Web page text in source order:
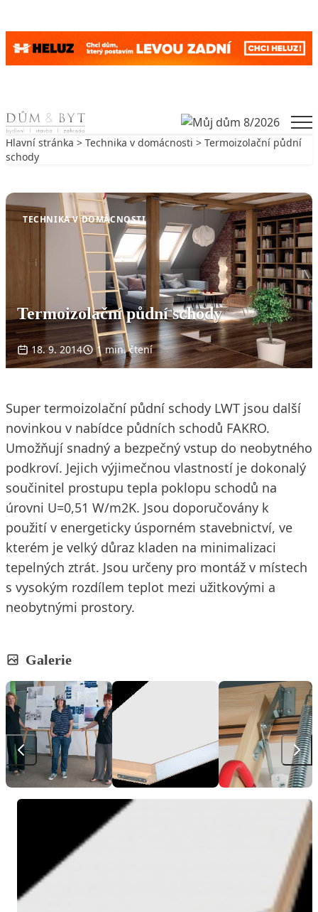
Skip to content
Hlavní stránka > Technika v domácnosti > Termoizolační půdní
schody
TECHNIKA V DOMÁCNOSTI
Termoizolační půdní schody
18. 9. 2014 1 min. čtení
Super termoizolační půdní schody LWT jsou další
novinkou v nabídce půdních schodů FAKRO.
Umožňují snadný a bezpečný vstup do neobytného
podkroví. Jejich výjimečnou vlastností je dokonalý
součinitel prostupu tepla poklopu schodů na
úrovni U=0,51 W/m2K. Jsou doporučovány k
použití v energeticky úsporném stavebnictví, ve
kterém je velký důraz kladen na minimalizaci
tepelných ztrát. Jsou určeny pro montáž v místech
s vysokým rozdílem teplot mezi užitkovými a
neobytnými prostory.
Galerie